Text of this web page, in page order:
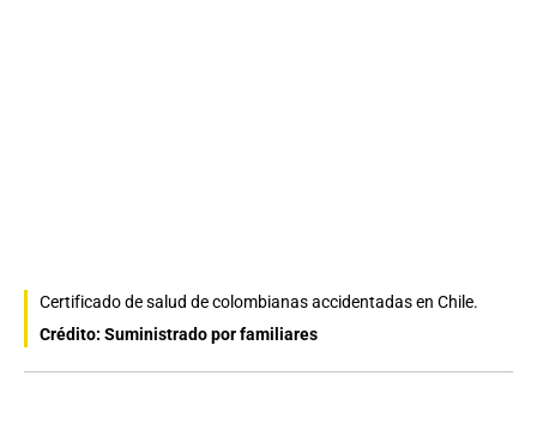
Certificado de salud de colombianas accidentadas en Chile.
Crédito: Suministrado por familiares